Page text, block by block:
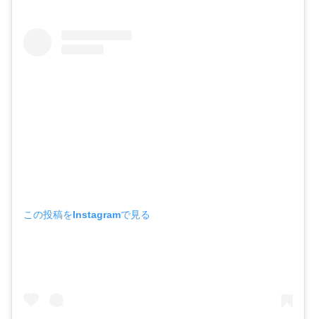
この投稿をInstagramで見る